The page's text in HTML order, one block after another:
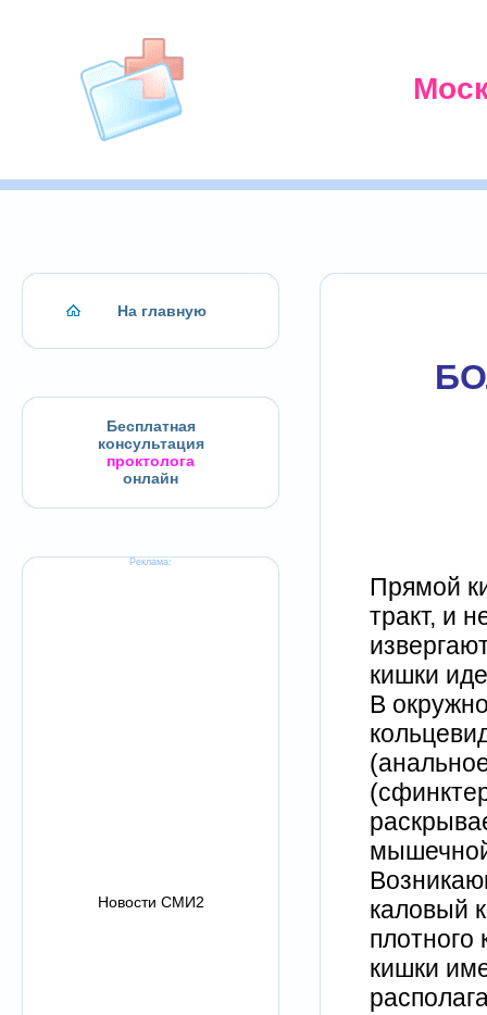
На главную
Бесплатная
консультация
проктолога
онлайн
Реклама:
Новости СМИ2
Прямой
тракт, и
кишки
В
каловый
плотного
кишки